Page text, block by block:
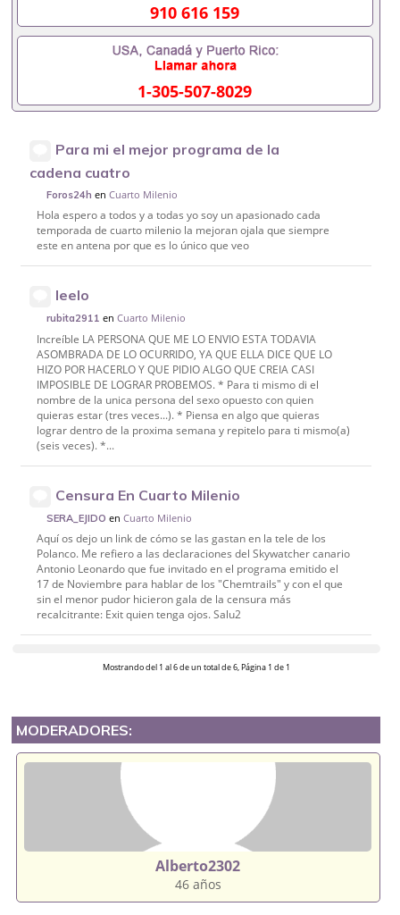
910 616 159
1-305-507-8029
Para mi el mejor programa de la
cadena cuatro
Foros24h enCuarto Milenio
Hola espero a todos y a todas yo soy un apasionado cada
temporada de cuarto milenio la mejoran ojala que siempre
este en antena por que es lo único que veo
leelo
rubita2911 enCuarto Milenio
Increíble LA PERSONA QUE ME LO ENVIO ESTA TODAVIA
ASOMBRADA DE LO OCURRIDO, YA QUE ELLA DICE QUE LO
HIZO POR HACERLO Y QUE PIDIO ALGO QUE CREIA CASI
IMPOSIBLE DE LOGRAR PROBEMOS. * Para ti mismo di el
nombre de la unica persona del sexo opuesto con quien
quieras estar (tres veces...). * Piensa en algo que quieras
lograr dentro de la proxima semana y repitelo para ti mismo(a)
(seis veces). *...
Censura En Cuarto Milenio
SERA_EJIDO enCuarto Milenio
Aquí os dejo un link de cómo se las gastan en la tele de los
Polanco. Me refiero a las declaraciones del Skywatcher canario
Antonio Leonardo que fue invitado en el programa emitido el
17 de Noviembre para hablar de los "Chemtrails" y con el que
sin el menor pudor hicieron gala de la censura más
recalcitrante: Exit quien tenga ojos. Salu2
Mostrando del 1 al 6 de un total de 6, Página 1 de 1
MODERADORES:
Alberto2302
46 años